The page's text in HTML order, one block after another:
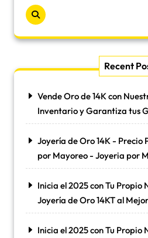
Recent
Vende Oro de 14K con
Inventario y Garantiza tus
Joyería de Oro 14K - Precio
por Mayoreo - Joyeria por
Inicia el 2025 con Tu Propio
Joyería de Oro 14KT al
Inicia el 2025 con Tu Propio